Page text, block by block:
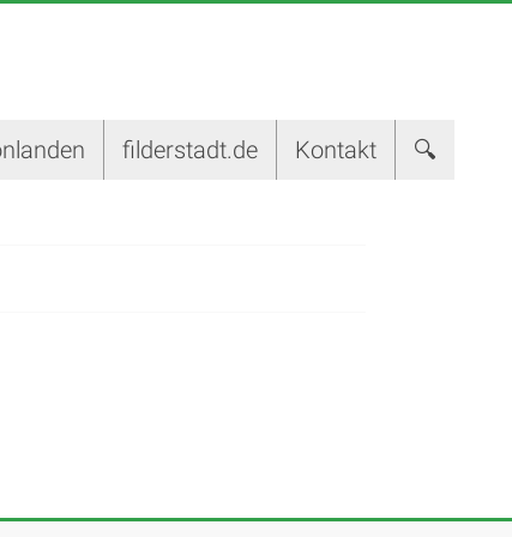
filderstadt.de Kontakt 🔍